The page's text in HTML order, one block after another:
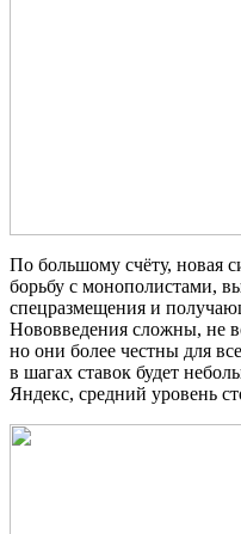
По большому счёту, новая
борьбу с монополистами,
спецразмещения и
Нововведения сложны, не
но они более честны для
в шагах ставок будет
Яндекс, средний уровень